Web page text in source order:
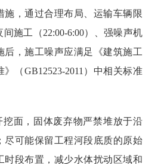
施，通过合理布局、运输车辆限
施工（22:00-6:00）、强噪声机
后，施工噪声应满足《建筑施工
（GB12523-2011）中相关标准
挖面，固体废弃物严禁堆放于沿
尽可能保留工程河段底质的原始
时段布置，减少水体扰动区域和